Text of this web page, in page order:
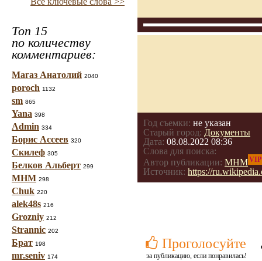
Топ 15
по количеству
комментариев:
Магаз Анатолий 2040
poroch 1132
sm 865
Yana 398
Admin 334
Борис Ассеев 320
Скилеф 305
Белков Альберт 299
МНМ 298
Chuk 220
alek48s 216
Grozniy 212
Strannic 202
Брат 198
mr.seniv 174
Год съемки: не указан
Старый город: Документы
Дата: 08.08.2022 08:36
Слова для поиска:
Автор публикации: МНМVIP
Источник: https://
Проголосуйте
за публикацию, если понравилась!